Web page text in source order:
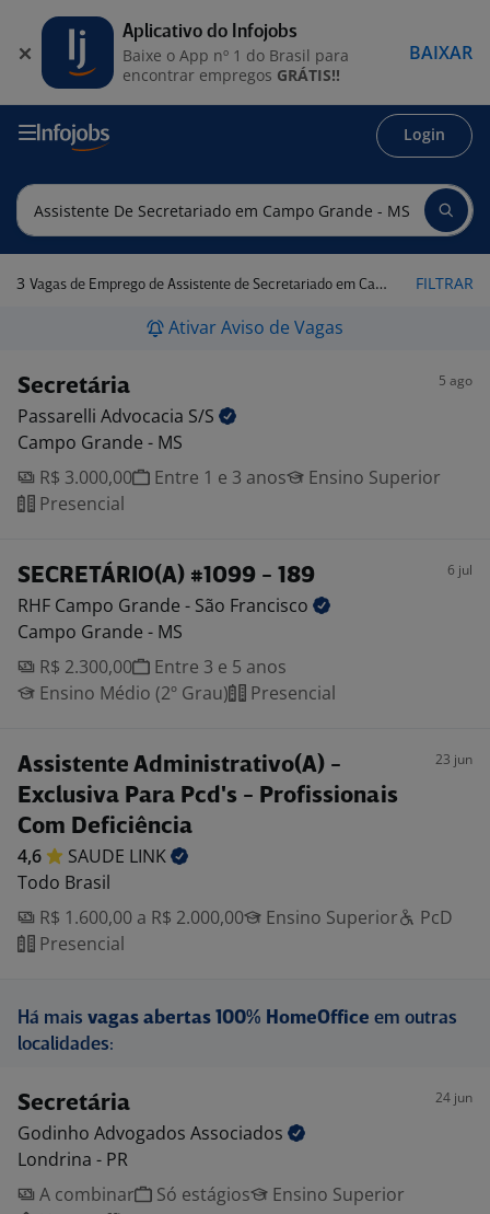
Login
3 Vagas de Emprego de Assistente de Secretariado em Campo Grande - MS FILTRAR
Ativar Aviso de Vagas
Secretária 5 ago
Passarelli Advocacia S/S
Campo Grande - MS
R$ 3.000,00
Entre 1 e 3 anos
Ensino Superior
Presencial
SECRETÁRIO(A) #1099 - 189 6 jul
RHF Campo Grande - São Francisco
Campo Grande - MS
R$ 2.300,00
Entre 3 e 5 anos
Ensino Médio (2º Grau)
Presencial
Assistente Administrativo(A) -
Exclusiva Para Pcd's - Profissionais
Com Deficiência
23 jun
4,6 SAUDE LINK
Todo Brasil
R$ 1.600,00 a R$ 2.000,00
Ensino Superior
PcD
Presencial
Há mais vagas abertas 100% HomeOffice em outras
localidades:
Secretária 24 jun
Godinho Advogados Associados
Londrina - PR
A combinar
Só estágios
Ensino Superior
Aplicativo do Infojobs
Baixe o App nº 1 do Brasil para
encontrar empregos GRÁTIS!!
BAIXAR